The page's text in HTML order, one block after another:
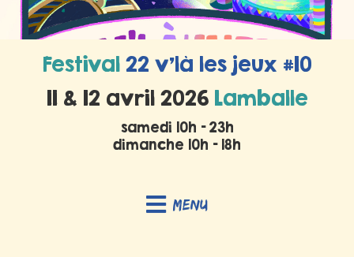
Festival 22 v’là les jeux #10
11 & 12 avril 2026 Lamballe
samedi 10h - 23h
dimanche 10h - 18h
Menu